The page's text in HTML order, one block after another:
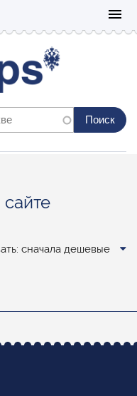
menu
сначала дешевые